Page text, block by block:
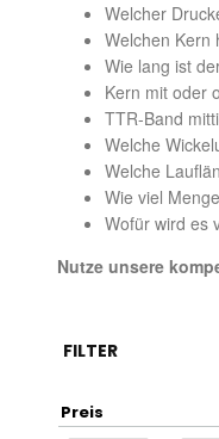
Welcher
Welchen Kern
Wie lang ist
Kern mit oder
TTR-Band
Welche
Welche
Wie viel
Wofür wird es
Nutze unsere
FILTER
Preis